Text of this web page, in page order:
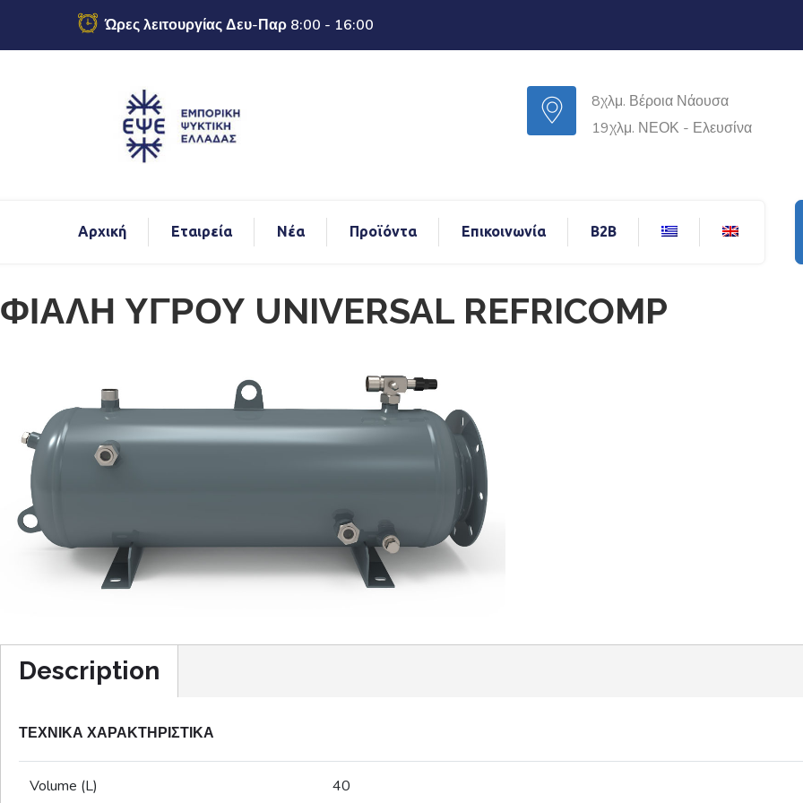
Ώρες λειτουργίας Δευ-Παρ 8:00 - 16:00
8χλμ. Βέροια Νάουσα
19χλμ. ΝΕΟΚ - Ελευσίνα
Αρχική Εταιρεία Νέα Προϊόντα Επικοινωνία B2B
ΦΙΑΛΗ ΥΓΡΟΥ UNIVERSAL REFRICOMP
Description
ΤΕΧΝΙΚΑ ΧΑΡΑΚΤΗΡΙΣΤΙΚΑ
Volume (L) 40